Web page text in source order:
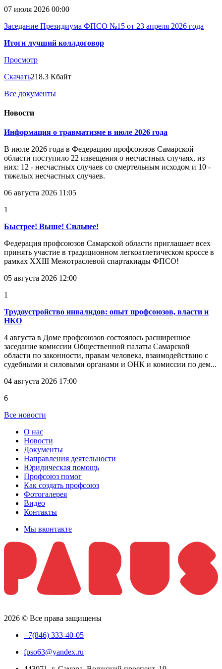
07 июля 2026 00:00
Заседание Президиума ФПСО №15 от 23 апреля 2026 года
Итоги лучший коллдоговор
Просмотр
Скачать218.3 Кбайт
Все документы
Новости
Информация о травматизме в июле 2026 года
В июле 2026 года в Федерацию профсоюзов Самарской
области поступило 22 извещения о несчастных случаях, из
них: 12 - несчастных случаев со смертельным исходом и 10 -
тяжелых несчастных случаев.
06 августа 2026 11:05
1
Быстрее! Выше! Сильнее!
Федерация профсоюзов Самарской области приглашает всех
принять участие в традиционном легкоатлетическом кроссе в
рамках XXIII Межотраслевой спартакиады ФПСО!
05 августа 2026 12:00
1
Трудоустройство инвалидов: опыт профсоюзов, власти и
НКО
4 августа в Доме профсоюзов состоялось расширенное
заседание комиссии Общественной палаты Самарской
области по законности, правам человека, взаимодействию с
судебными и силовыми органами и ОНК и комиссии по дем...
04 августа 2026 17:00
6
Все новости
О нас
Новости
Документы
Направления деятельности
Юридическая помощь
Профсоюз помог
Как создать профсоюз
Фотогалерея
Видео
Контакты
Мы вконтакте
2026 © Все права защищены
+7(846) 333-40-05
fpso63@yandex.ru